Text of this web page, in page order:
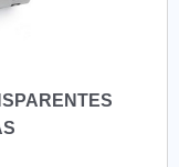
uma marca, ao
inclusive aplicação
e verso, a fim